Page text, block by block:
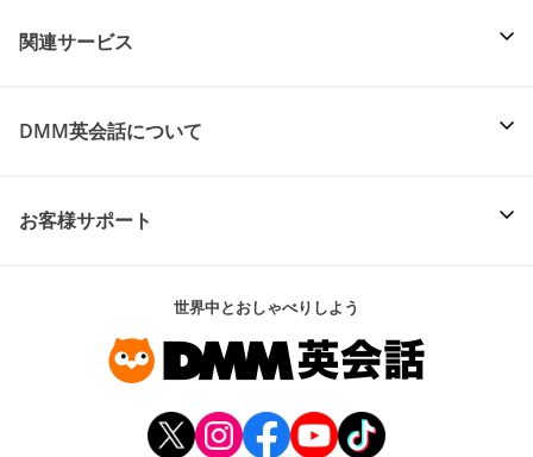
関連サービス
DMM英会話について
お客様サポート
世界中とおしゃべりしよう